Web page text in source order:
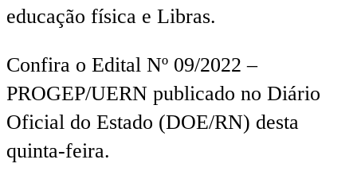
educação física e Libras.
Confira o Edital Nº 09/2022 –
PROGEP/UERN publicado no Diário
Oficial do Estado (DOE/RN) desta
quinta-feira.